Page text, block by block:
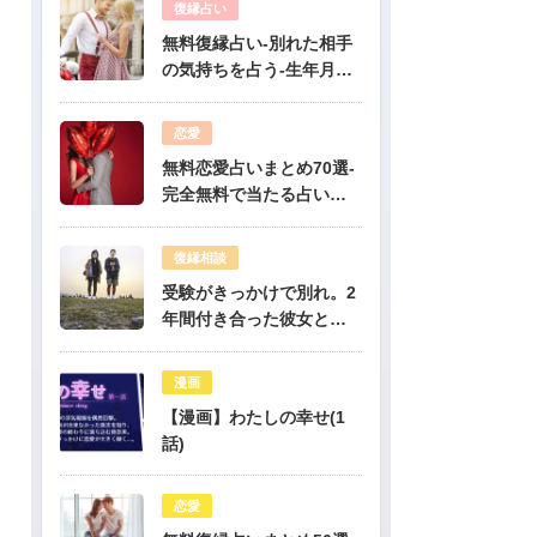
復縁占い
無料復縁占い-別れた相手
の気持ちを占う-生年月日
恋愛
無料恋愛占いまとめ70選-
完全無料で当たる占いだ
復縁相談
受験がきっかけで別れ。2
年間付き合った彼女と復
無料占い
漫画
【漫画】わたしの幸せ(1
話)
恋愛